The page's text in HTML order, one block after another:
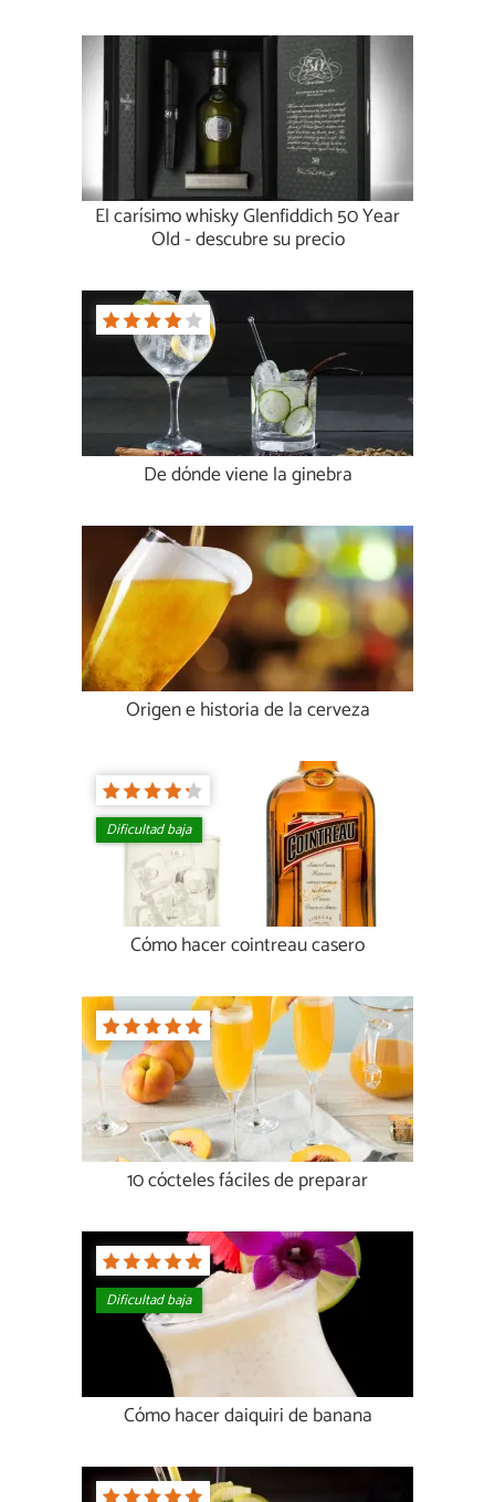
El carísimo whisky Glenfiddich 50 Year
Old - descubre su precio
De dónde viene la ginebra
Origen e historia de la cerveza
Dificultad baja
Cómo hacer cointreau casero
10 cócteles fáciles de preparar
Dificultad baja
Cómo hacer daiquiri de banana